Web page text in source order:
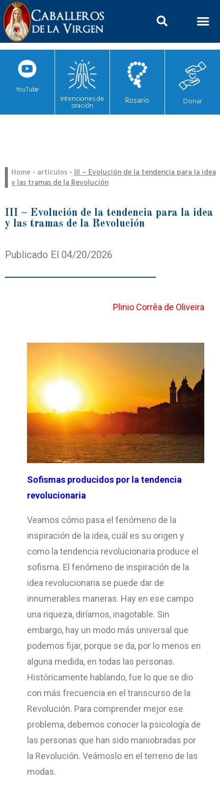
YouTube
Intenciones de
oración Rosario Donar
Home - artículos - III – Evolución de la tendencia para la idea
y las tramas de la Revolución
III – Evolución de la tendencia para la idea
y las tramas de la Revolución
Publicado El 04/20/2026
Plinio Corrêa de Oliveira
Sofismas producidos por la tendencia
revolucionaria
Veamos cómo pasa el fenómeno de la
inspiración de la idea, cuál es su origen y
como la tendencia revolucionaria produce el
sofisma. El fenómeno de inspiración de la
idea revolucionaria se puede dar de
innumerables maneras. Hay en ese campo
una riqueza, diríamos, inagotable. Sin
embargo, hay un modo más universal que
podemos fijar, porque se da, por lo menos en
alguna medida, en todas las personas.
Históricamente hablando, fue lo que se dio
con más frecuencia en el transcurso de la
Revolución. Para comprender mejor ese
problema, debemos conocer la psicología de
las personas que han sido maniobradas por
la Revolución. Veámoslo en el terreno de las
modas.